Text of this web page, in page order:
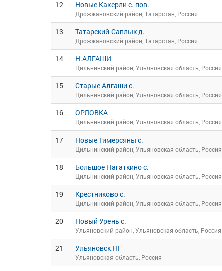
12 Новые Какерли с. пов.
Дрожжановский район, Татарстан, Россия
13 Татарский Саплык д.
Дрожжановский район, Татарстан, Россия
14 Н.АЛГАШИ
Цильнинский район, Ульяновская область, Россия
15 Старые Алгаши с.
Цильнинский район, Ульяновская область, Россия
16 ОРЛОВКА
Цильнинский район, Ульяновская область, Россия
17 Новые Тимерсяны с.
Цильнинский район, Ульяновская область, Россия
18 Большое Нагаткино с.
Цильнинский район, Ульяновская область, Россия
19 Крестниково с.
Цильнинский район, Ульяновская область, Россия
20 Новый Урень с.
Ульяновский район, Ульяновская область, Россия
21 Ульяновск НГ
Ульяновская область, Россия